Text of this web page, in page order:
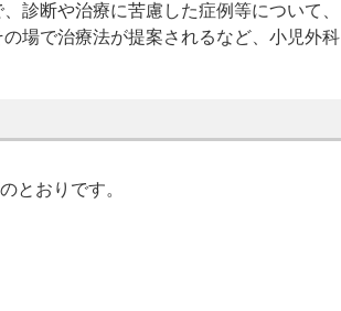
診断や治療に苦慮した症例等について、
場で治療法が提案されるなど、小児外科
とおりです。